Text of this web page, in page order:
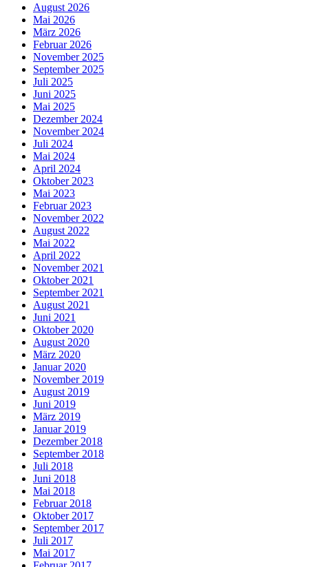
August 2026
Mai 2026
März 2026
Februar 2026
November 2025
September 2025
Juli 2025
Juni 2025
Mai 2025
Dezember 2024
November 2024
Juli 2024
Mai 2024
April 2024
Oktober 2023
Mai 2023
Februar 2023
November 2022
August 2022
Mai 2022
April 2022
November 2021
Oktober 2021
September 2021
August 2021
Juni 2021
Oktober 2020
August 2020
März 2020
Januar 2020
November 2019
August 2019
Juni 2019
März 2019
Januar 2019
Dezember 2018
September 2018
Juli 2018
Juni 2018
Mai 2018
Februar 2018
Oktober 2017
September 2017
Juli 2017
Mai 2017